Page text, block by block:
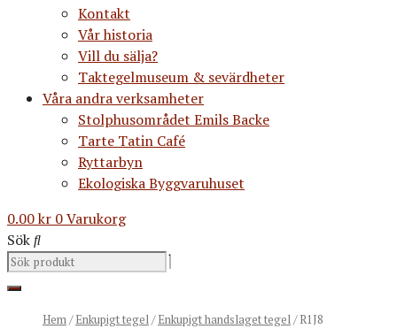
Kontakt
Vår historia
Vill du sälja?
Taktegelmuseum & sevärdheter
Våra andra verksamheter
Stolphusområdet Emils Backe
Tarte Tatin Café
Ryttarbyn
Ekologiska Byggvaruhuset
0.00kr 0Varukorg
Sök
Hem/Enkupigt tegel/Enkupigt handslaget tegel/ R1J8